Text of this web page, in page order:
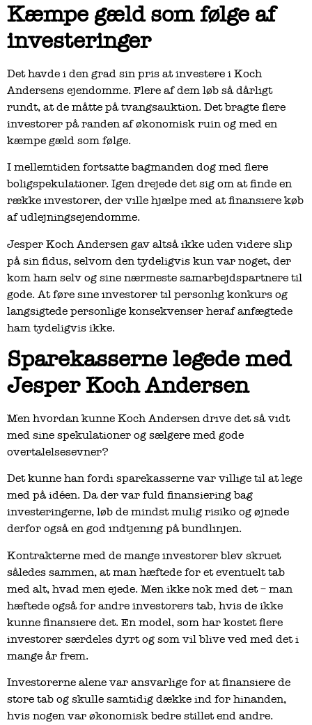
Kæmpe gæld som følge af
investeringer
Det havde i den grad sin pris at investere i Koch
Andersens ejendomme. Flere af dem løb så dårligt
rundt, at de måtte på tvangsauktion. Det bragte flere
investorer på randen af økonomisk ruin og med en
kæmpe gæld som følge.
I mellemtiden fortsatte bagmanden dog med flere
boligspekulationer. Igen drejede det sig om at finde en
række investorer, der ville hjælpe med at finansiere køb
af udlejningsejendomme.
Jesper Koch Andersen gav altså ikke uden videre slip
på sin fidus, selvom den tydeligvis kun var noget, der
kom ham selv og sine nærmeste samarbejdspartnere til
gode. At føre sine investorer til personlig konkurs og
langsigtede personlige konsekvenser heraf anfægtede
ham tydeligvis ikke.
Sparekasserne legede med
Jesper Koch Andersen
Men hvordan kunne Koch Andersen drive det så vidt
med sine spekulationer og sælgere med gode
overtalelsesevner?
Det kunne han fordi sparekasserne var villige til at lege
med på idéen. Da der var fuld finansiering bag
investeringerne, løb de mindst mulig risiko og øjnede
derfor også en god indtjening på bundlinjen.
Kontrakterne med de mange investorer blev skruet
således sammen, at man hæftede for et eventuelt tab
med alt, hvad men ejede. Men ikke nok med det – man
hæftede også for andre investorers tab, hvis de ikke
kunne finansiere det. En model, som har kostet flere
investorer særdeles dyrt og som vil blive ved med det i
mange år frem.
Investorerne alene var ansvarlige for at finansiere de
store tab og skulle samtidig dække ind for hinanden,
hvis nogen var økonomisk bedre stillet end andre.